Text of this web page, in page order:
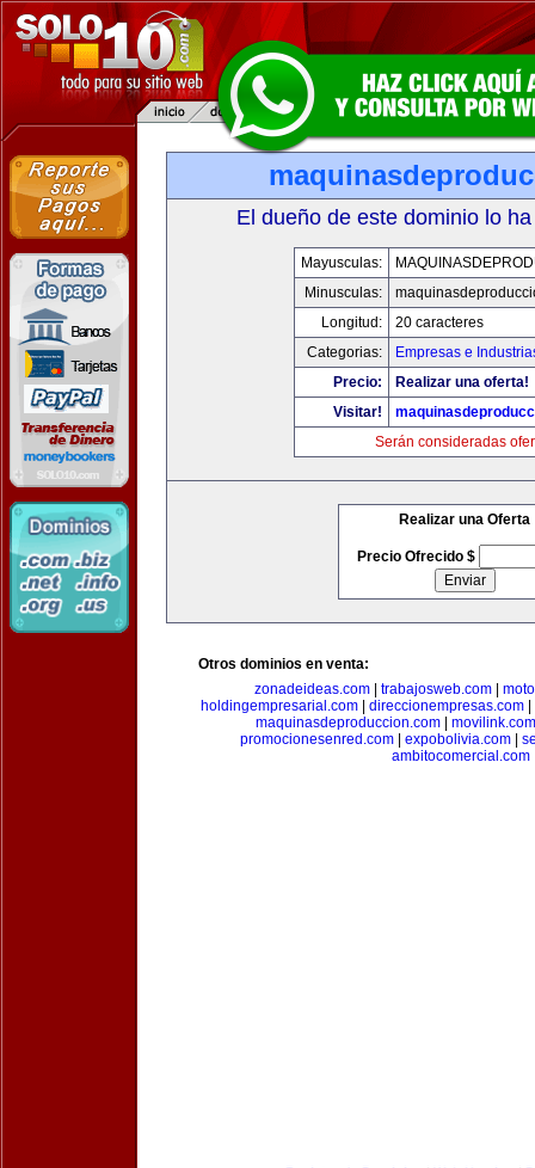
El dueño de este dominio lo
Mayusculas:
Minusculas:
Longitud:
20 caracteres
Categorias:
Empresas e
Precio:
Realizar una oferta!
Visitar!
Serán consideradas
Realizar una Oferta
Precio Ofrecido $
Otros dominios en venta:
zonadeideas.com
trabajosweb.com
holdingempresarial.com
direccionempresas.com
maquinasdeproduccion.com
movilink.com
promocionesenred.com| expobolivia.com|
ambitocomercial.com